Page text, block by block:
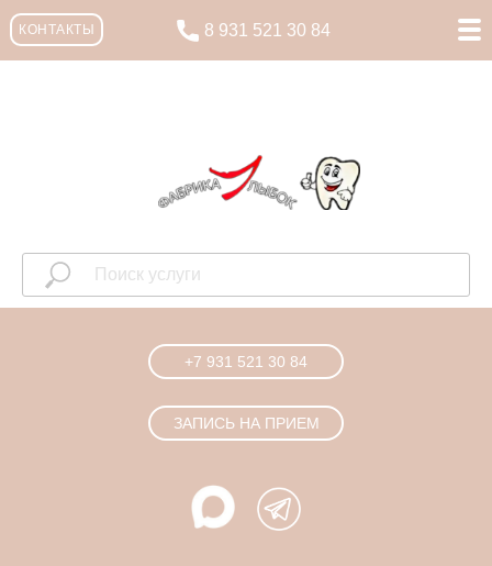
КОНТАКТЫ 8 931 521 30 84
+7 931 521 30 84
ЗАПИСЬ НА ПРИЕМ